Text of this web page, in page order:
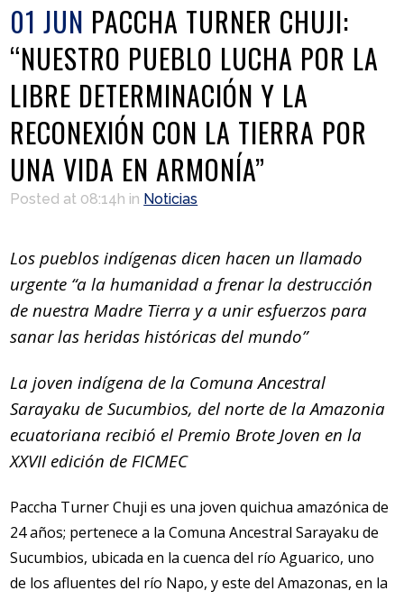
01 JUN PACCHA TURNER CHUJI:
“NUESTRO PUEBLO LUCHA POR LA
LIBRE DETERMINACIÓN Y LA
RECONEXIÓN CON LA TIERRA POR
UNA VIDA EN ARMONÍA”
Posted at 08:14h in Noticias
Los pueblos indígenas dicen hacen un llamado
urgente “a la humanidad a frenar la destrucción
de nuestra Madre Tierra y a unir esfuerzos para
sanar las heridas históricas del mundo”
La joven indígena de la Comuna Ancestral
Sarayaku de Sucumbios, del norte de la Amazonia
ecuatoriana recibió el Premio Brote Joven en la
XXVII edición de FICMEC
Paccha Turner Chuji es una joven quichua amazónica de
24 años; pertenece a la Comuna Ancestral Sarayaku de
Sucumbios, ubicada en la cuenca del río Aguarico, uno
de los afluentes del río Napo, y este del Amazonas, en la